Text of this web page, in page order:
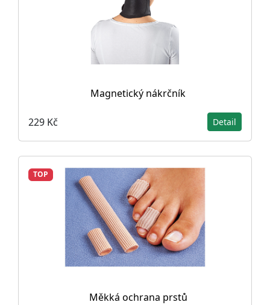
Magnetický nákrčník
229 Kč Detail
TOP
Měkká ochrana prstů